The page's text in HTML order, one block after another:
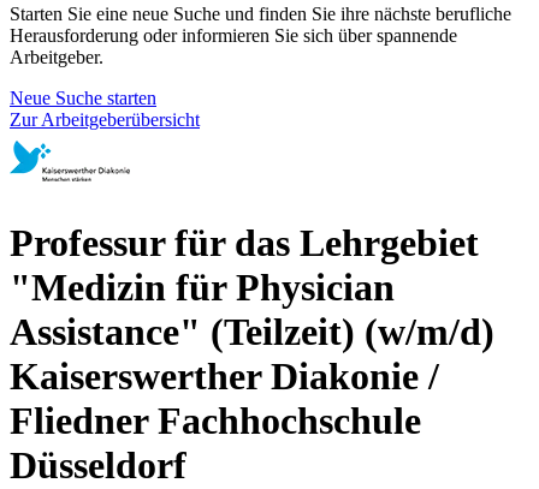
Starten Sie eine neue Suche und finden Sie ihre nächste berufliche
Herausforderung oder informieren Sie sich über spannende
Arbeitgeber.
Neue Suche starten
Zur Arbeitgeberübersicht
Professur für das Lehrgebiet
"Medizin für Physician
Assistance" (Teilzeit) (w/m/d)
Kaiserswerther Diakonie /
Fliedner Fachhochschule
Düsseldorf